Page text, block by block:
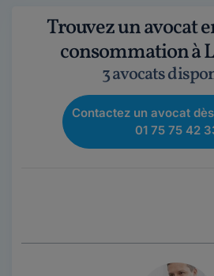
Trouvez un avocat
consommation à
3 avocats
Contactez un avocat
01 75 75 42